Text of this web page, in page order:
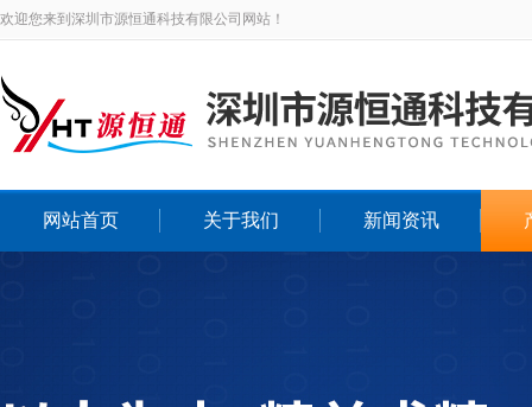
欢迎您来到深圳市源恒通科技有限公司网站！
网站首页 关于我们 新闻资讯